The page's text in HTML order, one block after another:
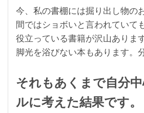
今、私の書棚には掘り出し物の
間ではショボいと言われていて
役立っている書籍が沢山あります
脚光を浴びない本もあります。
それもあくまで自分
ルに考えた結果です。